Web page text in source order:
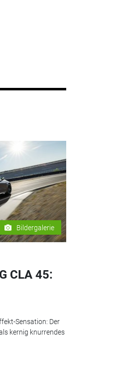
Bildergalerie
CLA 45:
Sensation: Der
kernig knurrendes